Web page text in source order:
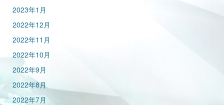
2023年1月
2022年12月
2022年11月
2022年10月
2022年9月
2022年8月
2022年7月